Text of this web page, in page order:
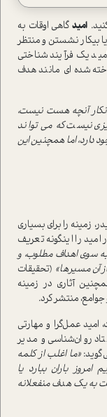
امیدگاهی اوقات به
بیکار نشستن و منتظر
یک فرآیند شناختی
شده ای مانند هدف
آنچه هست نیست،
نیست که می تواند
اما همچنین این
زمینه را برای بسیاری
امید را اینگونه تعریف
سوی اهداف مطلوب، و
آن مسیرها» (تحقیقات
4، 2002). اسنایدر همچنین آثاری در زمینه
منتشر کرد.
امید عمل‌گرا و مهارتی
روان‌شناسی و مدیر
«ما اغلب از کلمه
امروز باران ببارد یا
به یک هدف منفعلانه